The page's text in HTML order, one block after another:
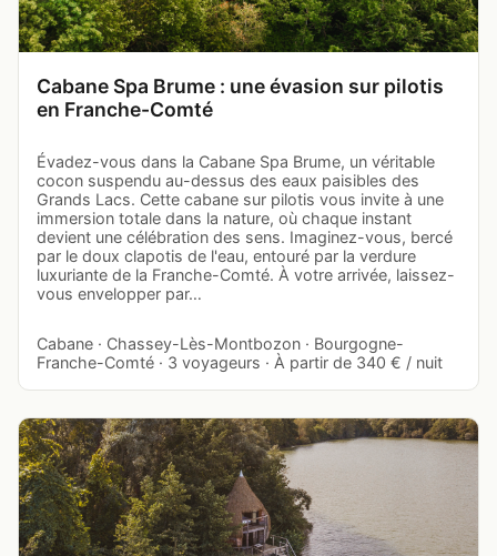
Cabane Spa Brume : une évasion sur pilotis
en Franche-Comté
Évadez-vous dans la Cabane Spa Brume, un véritable
cocon suspendu au-dessus des eaux paisibles des
Grands Lacs. Cette cabane sur pilotis vous invite à une
immersion totale dans la nature, où chaque instant
devient une célébration des sens. Imaginez-vous, bercé
par le doux clapotis de l'eau, entouré par la verdure
luxuriante de la Franche-Comté. À votre arrivée, laissez-
vous envelopper par…
Cabane · Chassey-Lès-Montbozon · Bourgogne-
Franche-Comté · 3 voyageurs · À partir de 340 € / nuit